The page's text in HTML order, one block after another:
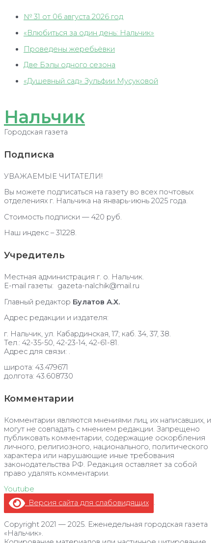
№ 31 от 06 августа 2026 год
«Влюбиться за один день: Нальчик»
Проведены жеребьёвки
Две Бэлы одного сезона
«Душевный сад» Зульфии Мусуковой
Нальчик
Городская газета
Подписка
УВАЖАЕМЫЕ ЧИТАТЕЛИ!
Вы можете подписаться на газету во всех почтовых
отделениях г. Нальчика на январь-июнь 2025 года.
Стоимость подписки — 420 руб.
Наш индекс – 31228.
Учредитель
Местная администрация г. о. Нальчик.
E-mail газеты: gazeta-nalchik@mail.ru
Главный редактор Булатов А.Х.
Адрес редакции и издателя:
г. Нальчик, ул. Кабардинская, 17; каб. 34, 37, 38.
Тел.: 42-35-50, 42-23-14, 42-61-81.
Адрес для связи: .
широта: 43.479671
долгота: 43.608730
Комментарии
Комментарии являются мнениями лиц, их написавших, и
могут не совпадать с мнением редакции. Запрещено
публиковать комментарии, содержащие оскорбления
личного, религиозного, национального, политического
характера или нарушающие иные требования
законодательства РФ. Редакция оставляет за собой
право удалять комментарии.
Youtube
Версия сайта для слабовидящих
.
Copyright 2021 — 2025. Еженедельная городская газета
«Нальчик».